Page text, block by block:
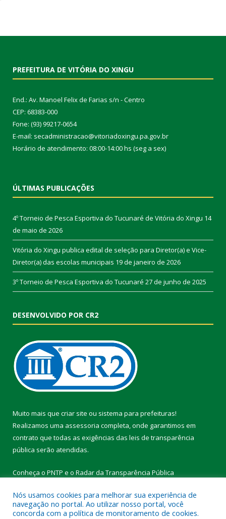
PREFEITURA DE VITÓRIA DO XINGU
End.: Av. Manoel Felix de Farias s/n - Centro
CEP: 68383-000
Fone: (93) 99217-0654
E-mail: secadministracao@vitoriadoxingu.pa.gov.br
Horário de atendimento: 08:00-14:00 hs (seg a sex)
ÚLTIMAS PUBLICAÇÕES
4º Torneio de Pesca Esportiva do Tucunaré de Vitória do Xingu 14
de maio de 2026
Vitória do Xingu publica edital de seleção para Diretor(a) e Vice-
Diretor(a) das escolas municipais 19 de janeiro de 2026
3º Torneio de Pesca Esportiva do Tucunaré 27 de junho de 2025
DESENVOLVIDO POR CR2
Muito mais que criar site ou sistema para prefeituras!
Realizamos uma assessoria completa, onde garantimos em
contrato que todas as exigências das leis de transparência
pública serão atendidas.
Conheça o PNTP e o Radar da Transparência Pública
Nós usamos cookies para melhorar sua experiência de
navegação no portal. Ao utilizar nosso portal, você
concorda com a política de monitoramento de cookies.